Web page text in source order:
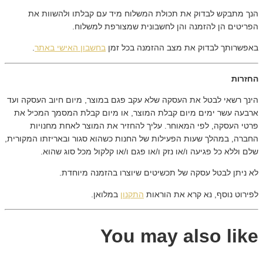
הנך מתבקש לבדוק את תכולת המשלוח מיד עם קבלתו ולהשוות את
הפריטים הן להזמנה והן לחשבונית שמצורפת למשלוח.
באפשרותך לבדוק את מצב ההזמנה בכל זמן בחשבון האישי באתר.
החזרות
הינך רשאי לבטל את העסקה שלא עקב פגם במוצר, מיום חיוב העסקה ועד
ארבעה עשר ימים מיום קבלת המוצר, או מיום קבלת המסמך המכיל את
פרטי העסקה, לפי המאוחר. עליך להחזיר את המוצר לאחת מחנויות
החברה, במהלך שעות הפעילות של החנות כשהוא סגור ובאריזתו המקורית,
שלם וללא כל פגיעה ו/או נזק ו/או פגם ו/או קלקול מכל סוג שהוא.
לא ניתן לבטל עסקה של תכשיטים שיוצרו בהזמנה מיוחדת.
לפירוט נוסף, נא קרא את הוראות התקנון במלואן.
You may also like